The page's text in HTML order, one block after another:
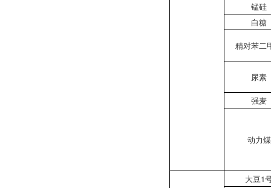
锰硅
白糖
精对苯二
尿素
强麦
动力煤
大豆1